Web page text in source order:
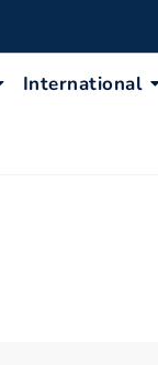
International